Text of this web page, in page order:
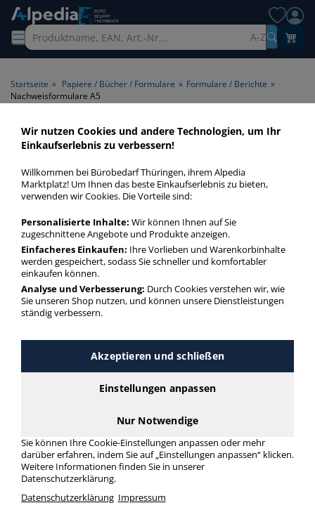
A-Z
Startseite » Papiere / Bücher / Formulare » Formulare / Berichte »
Nachweisformulare A5
Nachweisformulare A5 >
Format A5
Nachweisformulare A5 in bester Qualität zum günstigen
Filter-Funktion.
Nachweisformulare A5
mehr Infos zur Kategorie
Nachweisformulare
Nachweisformulare
A4
Wir nutzen Cookies und andere Technologien, um Ihr
Einkaufserlebnis zu verbessern!
Willkommen bei Bürobedarf Thüringen, ihrem Alpedia
Marktplatz! Um Ihnen das beste Einkaufserlebnis zu bieten,
verwenden wir Cookies. Die Vorteile sind:
Personalisierte Inhalte: Wir können Ihnen auf Sie
zugeschnittene Angebote und Produkte anzeigen.
Einfacheres Einkaufen: Ihre Vorlieben und Warenkorbinhalte
werden gespeichert, sodass Sie schneller und komfortabler
einkaufen können.
Analyse und Verbesserung: Durch Cookies verstehen wir, wie
Sie unseren Shop nutzen, und können unsere Dienstleistungen
ständig verbessern.
Akzeptieren und schließen
Einstellungen anpassen
Nur Notwendige
Sie können Ihre Cookie-Einstellungen anpassen oder mehr
darüber erfahren, indem Sie auf „Einstellungen anpassen“ klicken.
Weitere Informationen finden Sie in unserer
Datenschutzerklärung.
Datenschutzerklärung Impressum